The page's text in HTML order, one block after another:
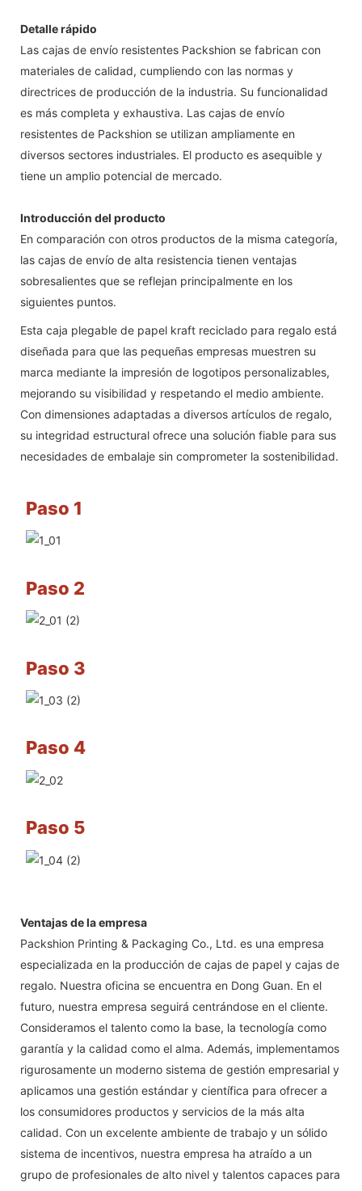
Detalle rápido
Las cajas de envío resistentes Packshion se fabrican con
materiales de calidad, cumpliendo con las normas y
directrices de producción de la industria. Su funcionalidad
es más completa y exhaustiva. Las cajas de envío
resistentes de Packshion se utilizan ampliamente en
diversos sectores industriales. El producto es asequible y
tiene un amplio potencial de mercado.
Introducción del producto
En comparación con otros productos de la misma categoría,
las cajas de envío de alta resistencia tienen ventajas
sobresalientes que se reflejan principalmente en los
siguientes puntos.
Esta caja plegable de papel kraft reciclado para regalo está
diseñada para que las pequeñas empresas muestren su
marca mediante la impresión de logotipos personalizables,
mejorando su visibilidad y respetando el medio ambiente.
Con dimensiones adaptadas a diversos artículos de regalo,
su integridad estructural ofrece una solución fiable para sus
necesidades de embalaje sin comprometer la sostenibilidad.
Paso 1
Paso 2
Paso 3
Paso 4
Paso 5
Ventajas de la empresa
Packshion Printing & Packaging Co., Ltd. es una empresa
especializada en la producción de cajas de papel y cajas de
regalo. Nuestra oficina se encuentra en Dong Guan. En el
futuro, nuestra empresa seguirá centrándose en el cliente.
Consideramos el talento como la base, la tecnología como
garantía y la calidad como el alma. Además, implementamos
rigurosamente un moderno sistema de gestión empresarial y
aplicamos una gestión estándar y científica para ofrecer a
los consumidores productos y servicios de la más alta
calidad. Con un excelente ambiente de trabajo y un sólido
sistema de incentivos, nuestra empresa ha atraído a un
grupo de profesionales de alto nivel y talentos capaces para